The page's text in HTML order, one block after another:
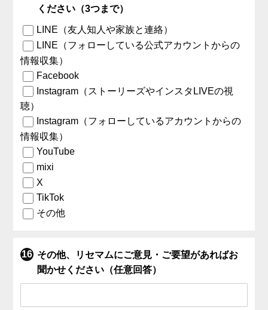
ください（3つまで）
LINE（友人知人や家族と連絡）
LINE（フォローしている公式アカウントからの
情報収集）
Facebook
Instagram（ストーリーズやインスタLIVEの視
聴）
Instagram（フォローしているアカウントからの
情報収集）
YouTube
mixi
X
TikTok
その他
その他、リセマムにご意見・ご要望があればお
聞かせください（任意回答）